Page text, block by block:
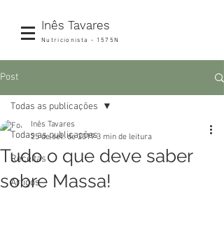
Inês Tavares
Nutricionista - 1575N
Post
Todas as publicações
Receitas
Artigos
Todas as publicações
Tudo o que deve saber
sobre Massa!
Inês Tavares
25 de set. de 2019 3 min de leitura